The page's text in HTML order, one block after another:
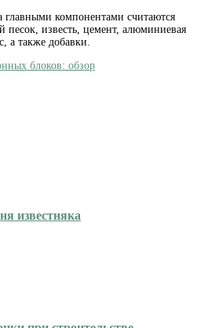
главными компонентами считаются
песок, известь, цемент, алюминиевая
а также добавки.
блоков: обзор
известняка